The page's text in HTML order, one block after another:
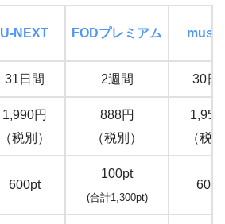
U-NEXT FODプレミアム
31日間 2週間 30日
1,990円
（税別）
888円
（税別）
1,958
（税
600pt
100pt
(合計1,300pt)